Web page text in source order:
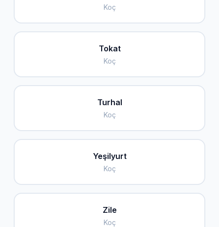
Koç
Tokat
Koç
Turhal
Koç
Yeşilyurt
Koç
Zile
Koç